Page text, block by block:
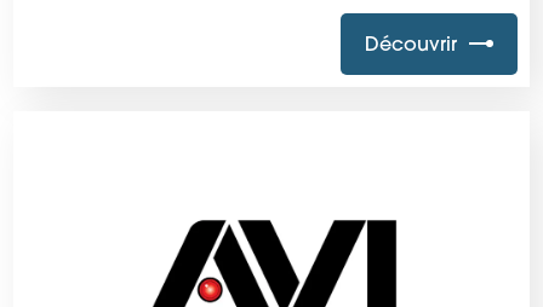
Découvrir